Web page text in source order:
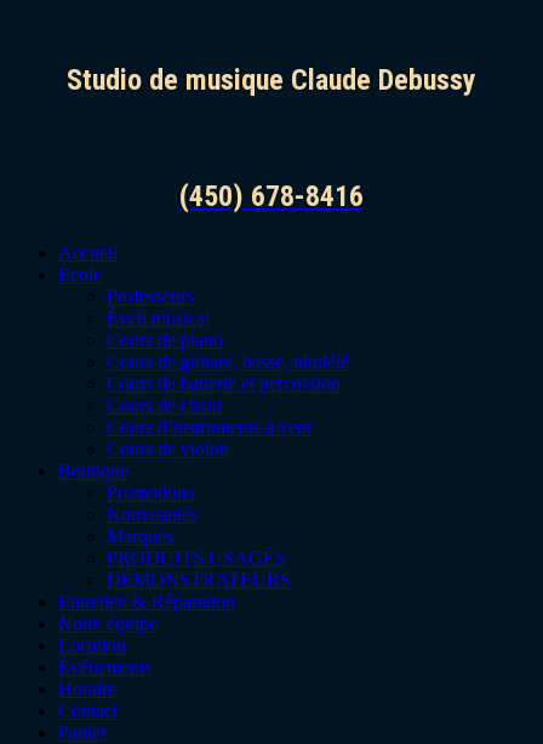
Studio de musique Claude Debussy
(450) 678-8416
Accueil
École
Professeurs
Éveil musical
Cours de piano
Cours de guitare, basse, ukulélé
Cours de batterie et percussion
Cours de chant
Cours d’instruments à vent
Cours de violon
Boutique
Promotions
Nouveautés
Marques
PRODUITS USAGÉS
DÉMONSTRATEURS
Entretien & Réparation
Notre équipe
Location
Événements
Horaire
Contact
Panier